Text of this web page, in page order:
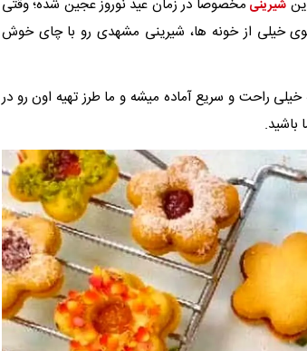
شیرینی مخصوصا در زمان عید نوروز عجین شده؛ وقتی
خیلی از خونه ها، شیرینی مشهدی رو با چای خوش
راحت و سریع آماده میشه و ما طرز تهیه اون رو در
باشید.